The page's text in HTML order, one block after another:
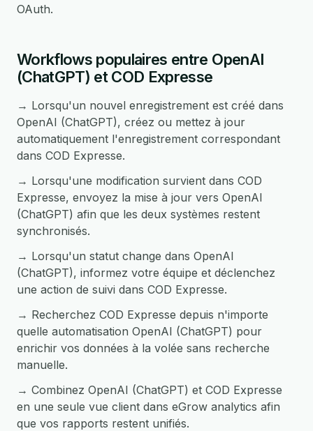
OAuth.
Workflows populaires entre OpenAI
(ChatGPT) et COD Expresse
→ Lorsqu'un nouvel enregistrement est créé dans
OpenAI (ChatGPT), créez ou mettez à jour
automatiquement l'enregistrement correspondant
dans COD Expresse.
→ Lorsqu'une modification survient dans COD
Expresse, envoyez la mise à jour vers OpenAI
(ChatGPT) afin que les deux systèmes restent
synchronisés.
→ Lorsqu'un statut change dans OpenAI
(ChatGPT), informez votre équipe et déclenchez
une action de suivi dans COD Expresse.
→ Recherchez COD Expresse depuis n'importe
quelle automatisation OpenAI (ChatGPT) pour
enrichir vos données à la volée sans recherche
manuelle.
→ Combinez OpenAI (ChatGPT) et COD Expresse
en une seule vue client dans eGrow analytics afin
que vos rapports restent unifiés.